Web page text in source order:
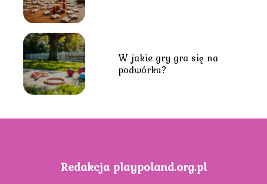
W jakie gry gra się na
podwórku?
Redakcja playpoland.org.pl